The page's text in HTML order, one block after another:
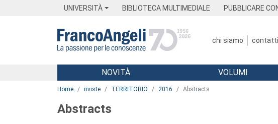
UNIVERSITÀ BIBLIOTECA MULTIMEDIALE PUBBLICARE
chi siamo contatti
Menu
NOVITÀ VOLUMI
Home riviste TERRITORIO 2016 Abstracts
Abstracts